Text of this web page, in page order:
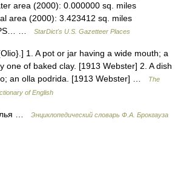
area (2000): 0.000000 sq. miles
area (2000): 3.423412 sq. miles
…
StarDict's U.S. Gazetteer Places
1. A pot or jar having a wide mouth; a
one of baked clay. [1913 Webster] 2. A dish
an olla podrida. [1913 Webster] …
The
of English
…
Энциклопедический словарь Ф.А. Брокгауза